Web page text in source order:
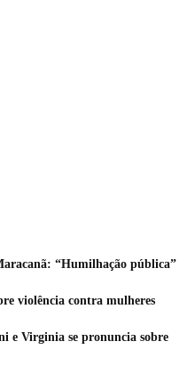
“Humilhação pública”
violência contra mulheres
e Virginia se pronuncia sobre